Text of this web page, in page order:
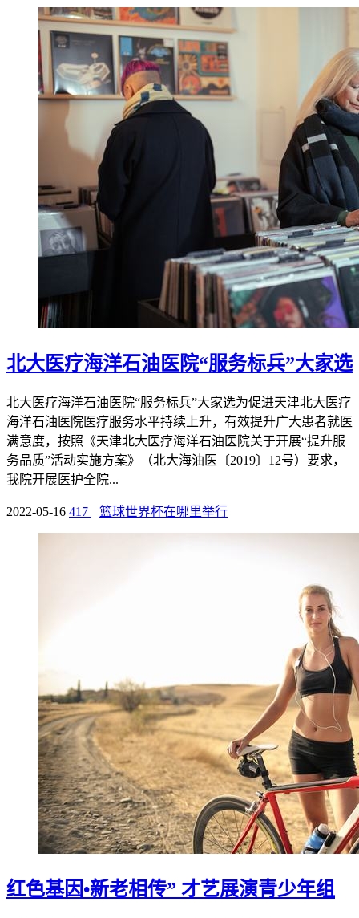
北大医疗海洋石油医院“服务标兵”大家选
北大医疗海洋石油医院“服务标兵”大家选为促进天津北大医疗
海洋石油医院医疗服务水平持续上升，有效提升广大患者就医
满意度，按照《天津北大医疗海洋石油医院关于开展“提升服
务品质”活动实施方案》（北大海油医〔2019〕12号）要求，
我院开展医护全院...
2022-05-16 417 篮球世界杯在哪里举行
红色基因•新老相传” 才艺展演青少年组